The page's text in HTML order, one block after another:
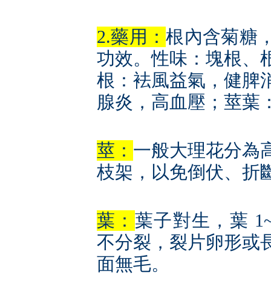
2.藥用：根內含菊糖
功效。性味：塊根、
根：袪風益氣，健脾
腺炎，高血壓；莖葉
莖： 一般大理花分為
枝架，以免倒伏、折
葉： 葉子對生，葉
不分裂，裂片卵形或
面無毛。